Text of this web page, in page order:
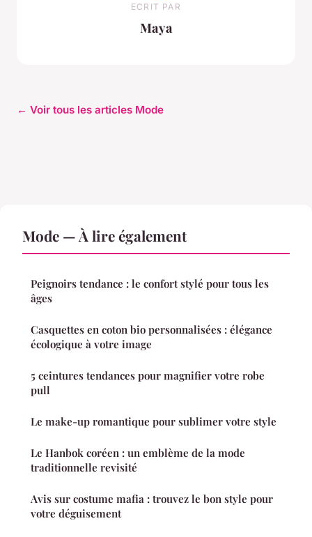
ECRIT PAR
Maya
← Voir tous les articles Mode
Mode — À lire également
Peignoirs tendance : le confort stylé pour tous les
âges
Casquettes en coton bio personnalisées : élégance
écologique à votre image
5 ceintures tendances pour magnifier votre robe
pull
Le make-up romantique pour sublimer votre style
Le Hanbok coréen : un emblème de la mode
traditionnelle revisité
Avis sur costume mafia : trouvez le bon style pour
votre déguisement